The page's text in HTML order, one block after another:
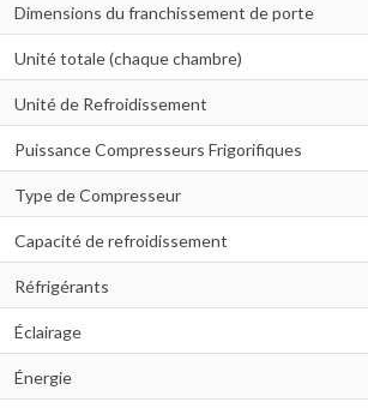
Dimensions du franchissement de porte
Unité totale (chaque chambre)
Unité de Refroidissement
Puissance Compresseurs Frigorifiques
Type de Compresseur
Capacité de refroidissement
Réfrigérants
Éclairage
Énergie